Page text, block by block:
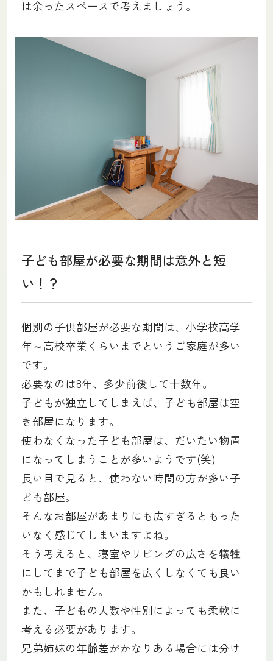
は余ったスペースで考えましょう。
子ども部屋が必要な期間は意外と短
い！？
個別の子供部屋が必要な期間は、小学校高学
年～高校卒業くらいまでというご家庭が多い
です。
必要なのは8年、多少前後して十数年。
子どもが独立してしまえば、子ども部屋は空
き部屋になります。
使わなくなった子ども部屋は、だいたい物置
になってしまうことが多いようです(笑)
長い目で見ると、使わない時間の方が多い子
ども部屋。
そんなお部屋があまりにも広すぎるともった
いなく感じてしまいますよね。
そう考えると、寝室やリビングの広さを犠牲
にしてまで子ども部屋を広くしなくても良い
かもしれません。
また、子どもの人数や性別によっても柔軟に
考える必要があります。
兄弟姉妹の年齢差がかなりある場合には分け